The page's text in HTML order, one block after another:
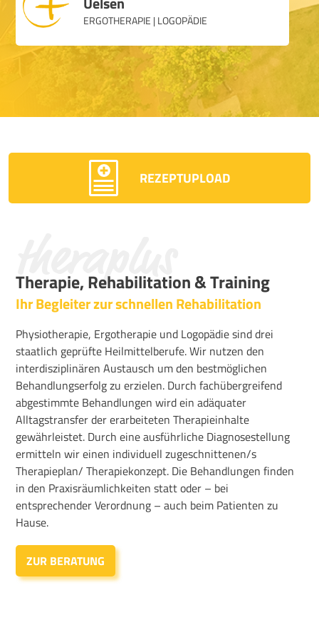
ERGOTHERAPIE | LOGOPÄDIE
REZEPTUPLOAD
Therapie, Rehabilitation & Training
Ihr Begleiter zur schnellen Rehabilitation
Physiotherapie, Ergotherapie und Logopädie sind drei
staatlich geprüfte Heilmittelberufe. Wir nutzen den
interdisziplinären Austausch um den bestmöglichen
Behandlungserfolg zu erzielen. Durch fachübergreifend
abgestimmte Behandlungen wird ein adäquater
Alltagstransfer der erarbeiteten Therapieinhalte
gewährleistet. Durch eine ausführliche Diagnosestellung
ermitteln wir einen individuell zugeschnittenen/s
Therapieplan/ Therapiekonzept. Die Behandlungen finden
in den Praxisräumlichkeiten statt oder – bei
entsprechender Verordnung – auch beim Patienten zu
Hause.
ZUR BERATUNG